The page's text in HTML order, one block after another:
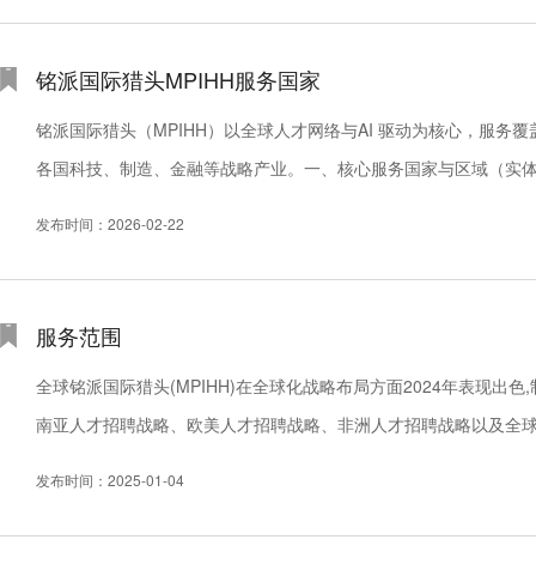
铭派国际猎头MPIHH服务国家
铭派国际猎头（MPIHH）以全球人才网络与AI 驱动为核心，服务
各国科技、制造、金融等战略产业。一、核心服务国家与区域（
发布时间：2026-02-22
服务范围
全球铭派国际猎头(MPIHH)在全球化战略布局方面2024年表现出
南亚人才招聘战略、欧美人才招聘战略、非洲人才招聘战略以及全
发布时间：2025-01-04